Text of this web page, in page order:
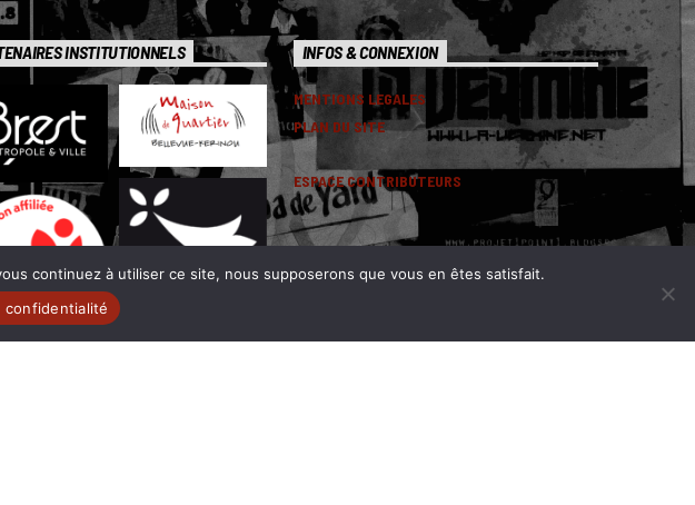
INSTITUTIONNELS INFOS & CONNEXION
MENTIONS LEGALES
PLAN DU SITE
ESPACE CONTRIBUTEURS
continuez à utiliser ce site, nous supposerons que vous en êtes satisfait.
confidentialité